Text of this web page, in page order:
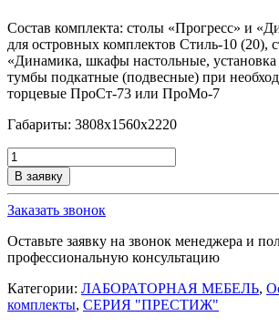
Состав комплекта: столы «Прогресс» и
для островных комплектов Стиль-10 (20),
«Динамика, шкафы настольные, установка
тумбы подкатные (подвесные) при
торцевые ПроСт-73 или ПроМо-7
Габариты: 3808х1560х2220
Количество
товара
Островной
лабораторный
комплект
МАКСИ-
О
В заявку
Заказать звонок
Оставьте заявку на звонок менеджера и
профессиональную консультацию
Категории: ЛАБОРАТОРНАЯ МЕБЕЛЬ,
комплекты, СЕРИЯ "ПРЕСТИЖ"